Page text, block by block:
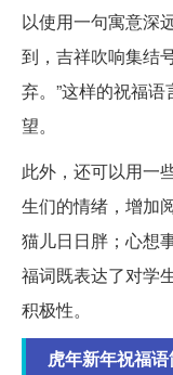
以使用一句寓意深
到，吉祥吹响集结
弃。”这样的祝福
望。
此外，还可以用一
生们的情绪，增加
猫儿日日胖；心想
福词既表达了对学
积极性。
虎年新年祝福